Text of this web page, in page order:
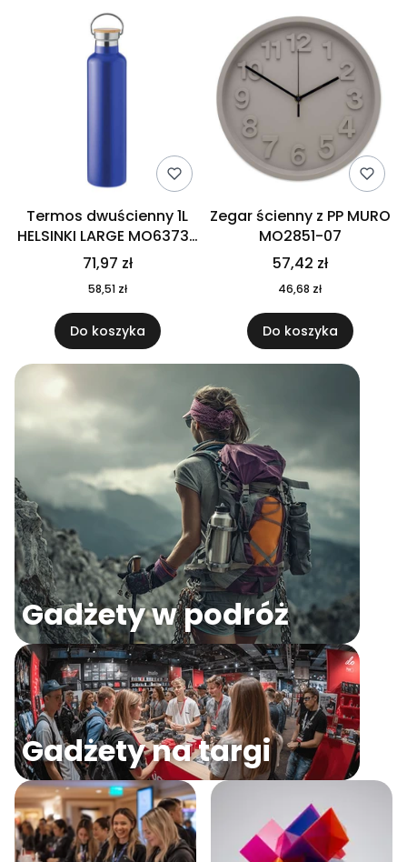
Termos dwuścienny 1L
HELSINKI LARGE MO6373-
04
71,97 zł
58,51 zł
Do koszyka
Zegar ścienny z PP MURO
MO2851-07
57,42 zł
46,68 zł
Do koszyka
Gadżety w podróż
Gadżety na targi